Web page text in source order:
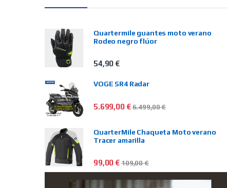
Quartermile guantes moto verano
Rodeo negro flúor
54,90 €
VOGE SR4 Radar
5.699,00 €6.499,00€
QuarterMile Chaqueta Moto verano
Tracer amarilla
99,00 € 109,00€